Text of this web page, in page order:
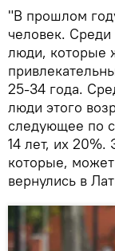
"В прошлом
человек.
люди, которые
25-34 года.
люди этого
следующее по
14 лет, их
которые,
вернулись в